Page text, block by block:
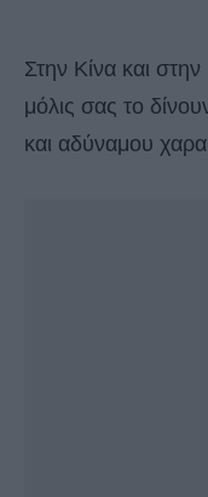
Στην Κίνα και
μόλις σας το
και αδύναμου